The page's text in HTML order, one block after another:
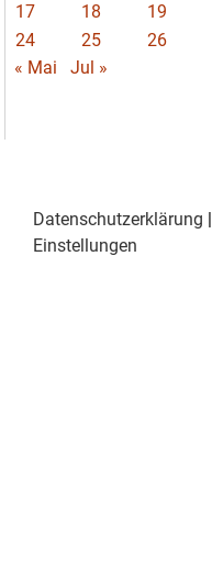
17
18 19
24
25 26
« Mai
Jul »
Datenschutzerklärung
Einstellungen